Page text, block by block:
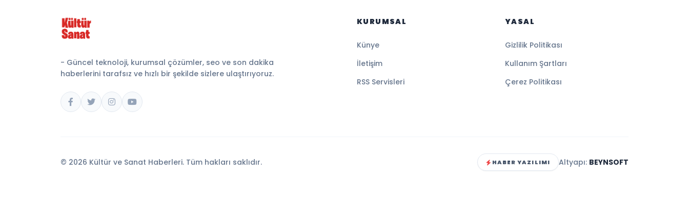
- Güncel teknoloji, kurumsal çözümler, seo ve son dakika
haberlerini tarafsız ve hızlı bir şekilde sizlere ulaştırıyoruz.
KURUMSAL
Künye
İletişim
RSS Servisleri
YASAL
Gizlilik Politikası
Kullanım Şartları
Çerez Politikası
© 2026 Kültür ve Sanat Haberleri. Tüm hakları saklıdır. HABER YAZILIMI Altyapı: BEYNSOFT